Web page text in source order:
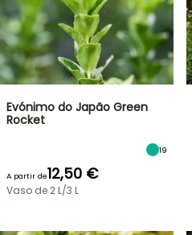
Evónimo do Japão Green
Rocket
19
A partir de12,50 €
Vaso de 2 L/3 L